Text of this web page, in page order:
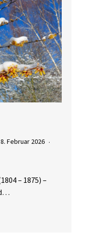
Februar 2026
– 1875) –